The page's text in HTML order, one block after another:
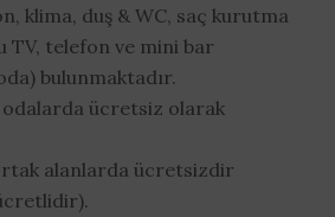
klima, duş & WC, saç kurutma
TV, telefon ve mini bar
bulunmaktadır.
ücretsiz olarak
alanlarda ücretsizdir